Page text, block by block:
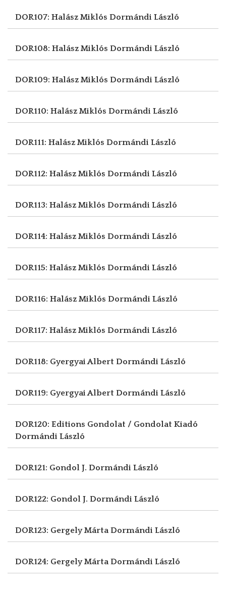
DOR107: Halász Miklós Dormándi László
DOR108: Halász Miklós Dormándi László
DOR109: Halász Miklós Dormándi László
DOR110: Halász Miklós Dormándi László
DOR111: Halász Miklós Dormándi László
DOR112: Halász Miklós Dormándi László
DOR113: Halász Miklós Dormándi László
DOR114: Halász Miklós Dormándi László
DOR115: Halász Miklós Dormándi László
DOR116: Halász Miklós Dormándi László
DOR117: Halász Miklós Dormándi László
DOR118: Gyergyai Albert Dormándi László
DOR119: Gyergyai Albert Dormándi László
DOR120: Editions Gondolat / Gondolat Kiadó
Dormándi László
DOR121: Gondol J. Dormándi László
DOR122: Gondol J. Dormándi László
DOR123: Gergely MártaDormándi László
DOR124: Gergely MártaDormándi László